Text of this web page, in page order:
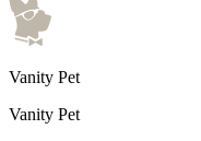
Vanity Pet
Vanity Pet